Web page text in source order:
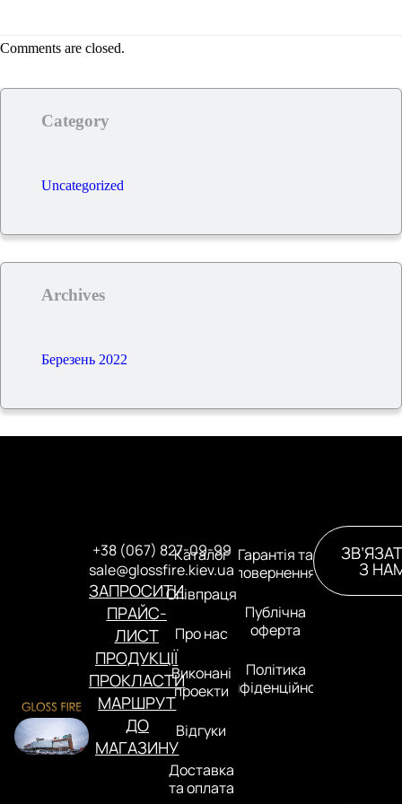
Comments are closed.
Category
Uncategorized
Archives
Березень 2022
+38 (067) 827-09-99
sale@glossfire.kiev.ua
ЗАПРОСИТИ
ПРАЙС-
ЛИСТ
ПРОДУКЦІЇ
ПРОКЛАСТИ
МАРШРУТ
ДО
МАГАЗИНУ
Каталог
Співпраця
Про нас
Виконані
проекти
Відгуки
Доставка
та оплата
Гарантія та
повернення
Публічна
оферта
Політика
конфіденційності
З